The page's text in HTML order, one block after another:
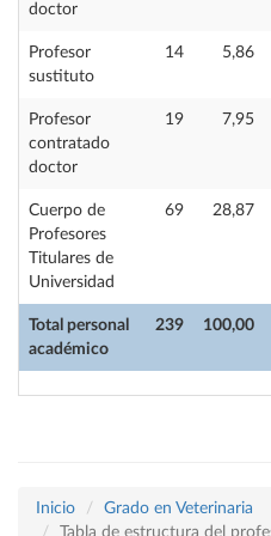
Total personal
académico
239 100,00
doctor
Profesor
sustituto
14 5,86
Profesor
contratado
doctor
19 7,95
Cuerpo de
Profesores
Titulares de
Universidad
69 28,87
Inicio
Grado en Veterinaria
Tabla de estructura del